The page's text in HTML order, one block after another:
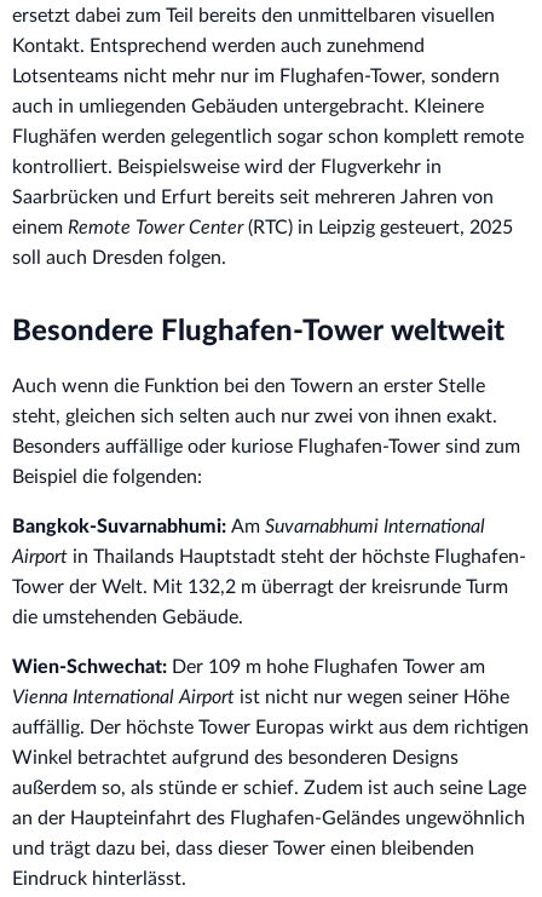
ersetzt dabei zum Teil bereits den unmittelbaren visuellen
Kontakt. Entsprechend werden auch zunehmend
Lotsenteams nicht mehr nur im Flughafen-Tower, sondern
auch in umliegenden Gebäuden untergebracht. Kleinere
Flughäfen werden gelegentlich sogar schon komplett remote
kontrolliert. Beispielsweise wird der Flugverkehr in
Saarbrücken und Erfurt bereits seit mehreren Jahren von
einem Remote Tower Center(RTC) in Leipzig gesteuert, 2025
soll auch Dresden folgen.
Besondere Flughafen-Tower weltweit
Auch wenn die Funktion bei den Towern an erster Stelle
steht, gleichen sich selten auch nur zwei von ihnen exakt.
Besonders auffällige oder kuriose Flughafen-Tower sind zum
Beispiel die folgenden:
Bangkok-Suvarnabhumi: Am Suvarnabhumi International
Airport in Thailands Hauptstadt steht der höchste Flughafen-
Tower der Welt. Mit 132,2 m überragt der kreisrunde Turm
die umstehenden Gebäude.
Wien-Schwechat: Der 109 m hohe Flughafen Tower am
Vienna International Airport ist nicht nur wegen seiner Höhe
auffällig. Der höchste Tower Europas wirkt aus dem richtigen
Winkel betrachtet aufgrund des besonderen Designs
außerdem so, als stünde er schief. Zudem ist auch seine Lage
an der Haupteinfahrt des Flughafen-Geländes ungewöhnlich
und trägt dazu bei, dass dieser Tower einen bleibenden
Eindruck hinterlässt.